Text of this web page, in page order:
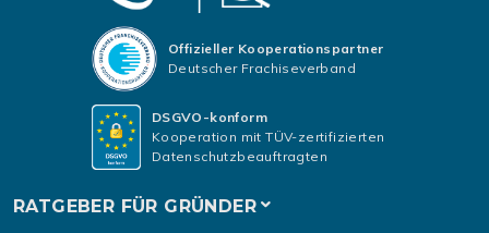
Offizieller Kooperationspartner
Deutscher Frachiseverband
DSGVO-konform
Kooperation mit TÜV-zertifizierten
Datenschutzbeauftragten
RATGEBER FÜR GRÜNDER